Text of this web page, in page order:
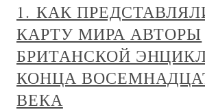
1. КАК
КАРТУ МИРА АВТОРЫ
БРИТАНСКОЙ
КОНЦА
ВЕКА